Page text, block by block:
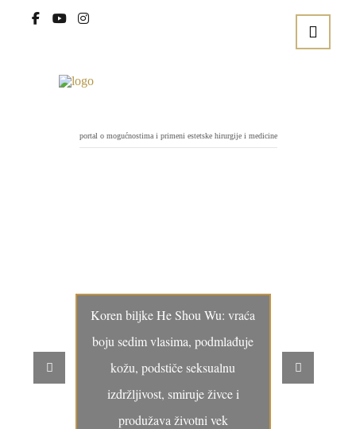
portal o mogućnostima i primeni estetske hirurgije i medicine
Koren biljke He Shou Wu: vraća
boju sedim vlasima, podmlađuje
kožu, podstiče seksualnu
izdržljivost, smiruje živce i
produžava životni vek